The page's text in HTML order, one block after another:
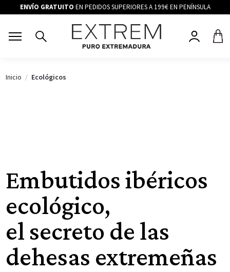
ENVÍO GRATUITO EN PEDIDOS SUPERIORES A 199€ EN PENÍNSULA
Inicio Ecológicos
Embutidos ibéricos
ecológico,
el secreto de las
dehesas extremeñas